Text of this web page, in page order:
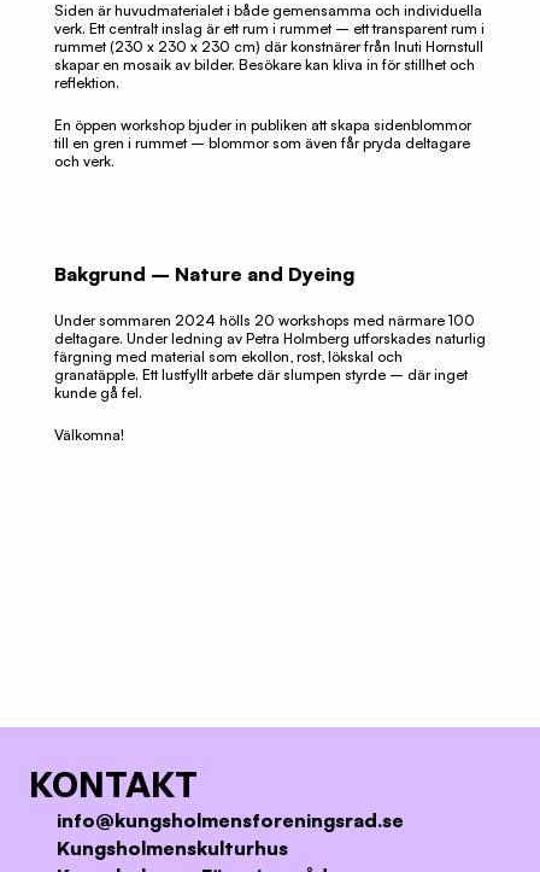
Siden är huvudmaterialet i både gemensamma och individuella
verk. Ett centralt inslag är ett rum i rummet – ett transparent rum i
rummet (230 x 230 x 230 cm) där konstnärer från Inuti Hornstull
skapar en mosaik av bilder. Besökare kan kliva in för stillhet och
reflektion.
En öppen workshop bjuder in publiken att skapa sidenblommor
till en gren i rummet – blommor som även får pryda deltagare
och verk.
Bakgrund – Nature and Dyeing
Under sommaren 2024 hölls 20 workshops med närmare 100
deltagare. Under ledning av Petra Holmberg utforskades naturlig
färgning med material som ekollon, rost, lökskal och
granatäpple. Ett lustfyllt arbete där slumpen styrde – där inget
kunde gå fel.
Välkomna!
KONTAKT
info@kungsholmensforeningsrad.se
Kungsholmenskulturhus